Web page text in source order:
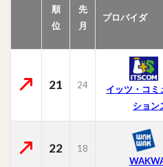
順
位
先
月
プロバイダ
21 24
イッツ・コミ
ション
22
18